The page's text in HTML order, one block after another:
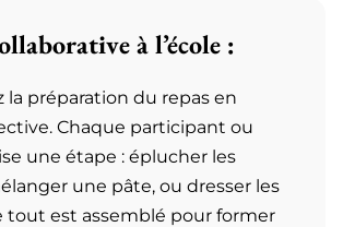
à l’école :
la préparation du repas en
Chaque participant ou
une étape : éplucher les
une pâte, ou dresser les
tout est assemblé pour former